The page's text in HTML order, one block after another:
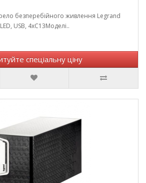
безперебійного живлення Legrand
USB, 4хС13Моделі..
спеціальну ціну